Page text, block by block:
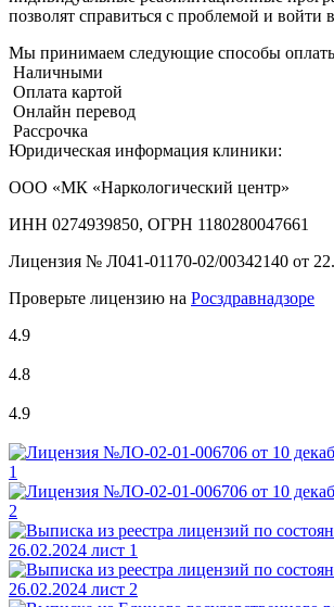
позволят справиться с проблемой и войти
Мы принимаем следующие способы
Наличными
Оплата картой
Онлайн перевод
Рассрочка
Юридическая информация клиники:
ООО «МК «Наркологический центр»
ИНН 0274939850, ОГРН 1180280047661
Лицензия № Л041-01170-02/00342140 от
Проверьте лицензию на Росздравнадзоре
4.9
4.8
4.9